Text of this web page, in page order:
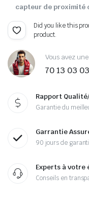
capteur de proximité
Did you like this
product.
Vous avez
70 13 03 03
Rapport
Garantie du
Garrantie
90 jours de
Experts à votre
Conseils en